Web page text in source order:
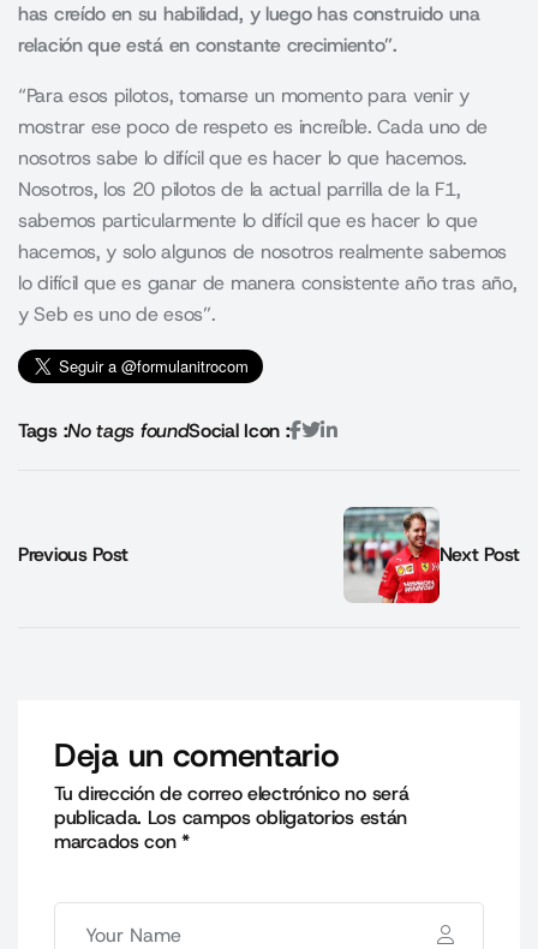
has creído en su habilidad, y luego has construido una
relación que está en constante crecimiento”.
“Para esos pilotos, tomarse un momento para venir y
mostrar ese poco de respeto es increíble. Cada uno de
nosotros sabe lo difícil que es hacer lo que hacemos.
Nosotros, los 20 pilotos de la actual parrilla de la F1,
sabemos particularmente lo difícil que es hacer lo que
hacemos, y solo algunos de nosotros realmente sabemos
lo difícil que es ganar de manera consistente año tras año,
y Seb es uno de esos”.
Tags :No tags foundSocial Icon :
Previous Post Next Post
Deja un comentario
Tu dirección de correo electrónico no será
publicada. Los campos obligatorios están
marcados con*